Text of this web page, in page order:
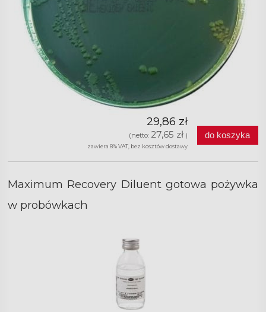
29,86 zł
(netto: 27,65 zł)
zawiera 8% VAT, bez kosztów dostawy
do koszyka
Maximum Recovery Diluent gotowa pożywka
w probówkach